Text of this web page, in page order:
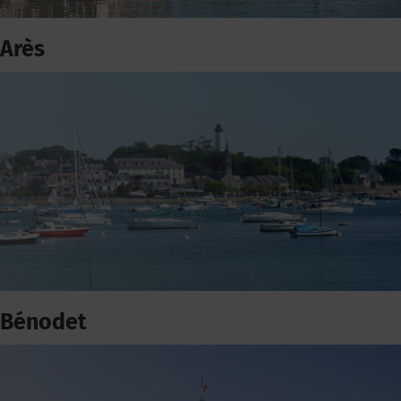
Arès
Bénodet